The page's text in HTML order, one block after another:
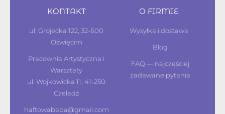
KONTAKT
ul. Grojecka 122, 32-600
Oświęcim
Pracownia Artystyczna i
Warsztaty
ul. Wojkowicka 11, 41-250
Czeladź
haftowababa@gmail.com
O FIRMIE
Wysyłka i dostawa
Blog
FAQ — najczęściej
zadawane pytania